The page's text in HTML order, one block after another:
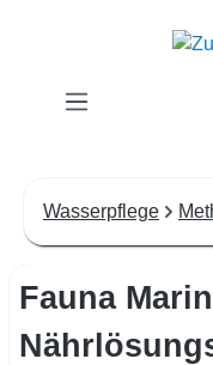
Zum Hauptinhalt
Wasserpflege
Fauna